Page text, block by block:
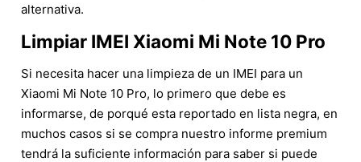
alternativa.
Limpiar IMEI Xiaomi Mi Note 10 Pro
Si necesita hacer una limpieza de un IMEI para un
Xiaomi Mi Note 10 Pro, lo primero que debe es
informarse, de porqué esta reportado en lista negra, en
muchos casos si se compra nuestro informe premium
tendrá la suficiente información para saber si puede